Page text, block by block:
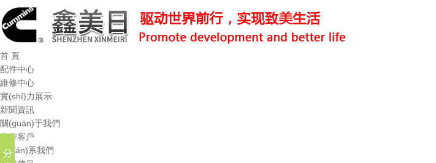
首 頁
配件中心
維修中心
實(shí)力展示
新聞資訊
關(guān)于我們
合作客戶
聯(lián)系我們